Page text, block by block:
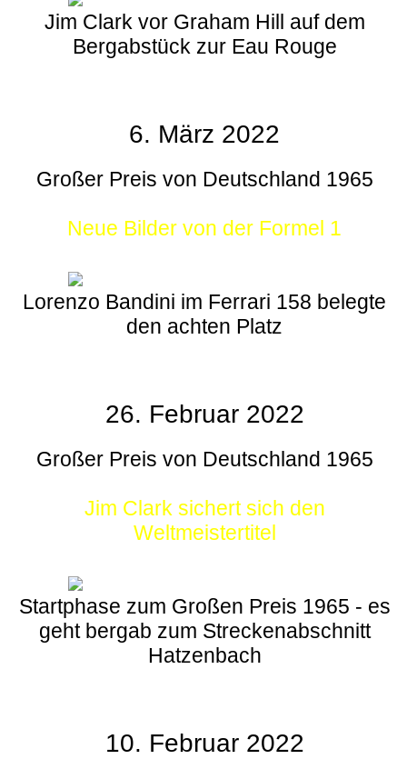
Jim Clark vor Graham Hill auf dem
Bergabstück zur Eau Rouge
6. März 2022
Großer Preis von Deutschland 1965
Neue Bilder von der Formel 1
Lorenzo Bandini im Ferrari 158 belegte
den achten Platz
26. Februar 2022
Großer Preis von Deutschland 1965
Jim Clark sichert sich den
Weltmeistertitel
Startphase zum Großen Preis 1965 - es
geht bergab zum Streckenabschnitt
Hatzenbach
10. Februar 2022